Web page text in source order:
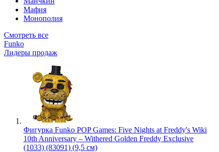
Мафия
Монополия
Смотреть все
Funko
Лидеры продаж
Фигурка Funko POP Games: Five Nights at Freddy's Wiki
10th Anniversary – Withered Golden Freddy Exclusive
(1033) (83091) (9,5 см)